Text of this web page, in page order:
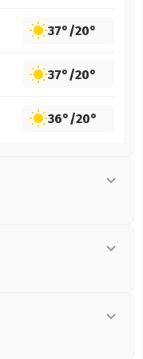
37°/20°
37°/20°
36°/20°